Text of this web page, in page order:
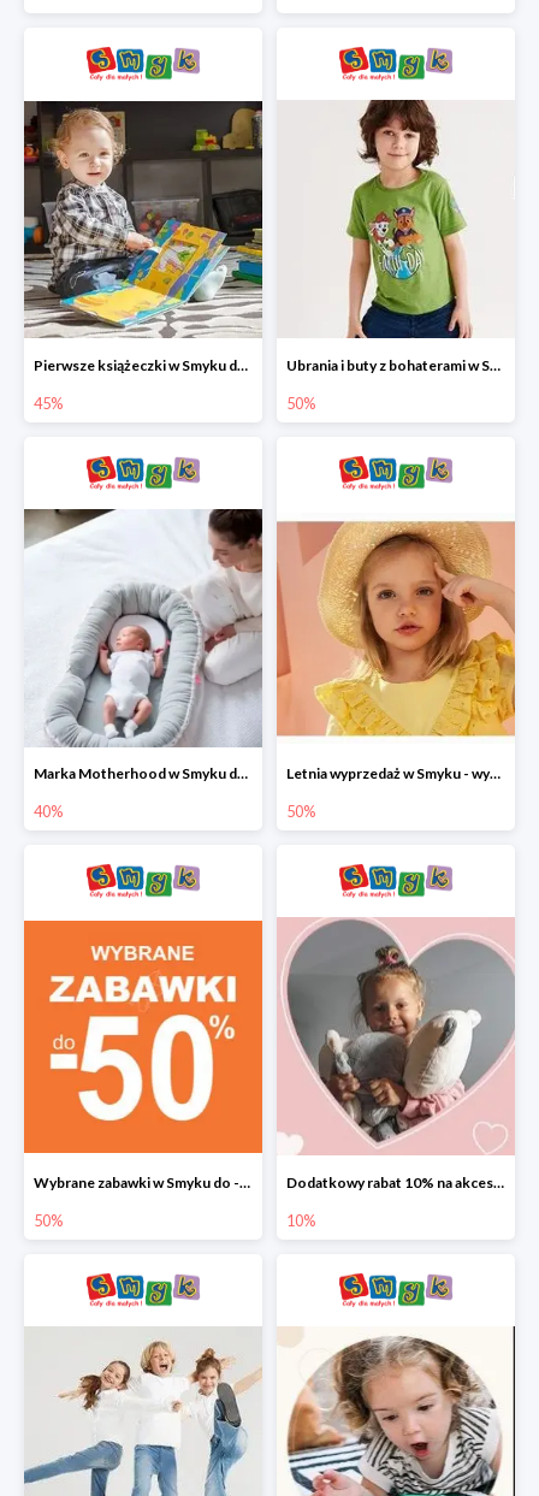
Pierwsze książeczki w Smyku do -45%
45%
Ubrania i buty z bohaterami w Smyku do -50%
50%
Marka Motherhood w Smyku do -40%
40%
Letnia wyprzedaż w Smyku - wybrane ubrania i buty do -50%
50%
Wybrane zabawki w Smyku do -50%
50%
Dodatkowy rabat 10% na akcesoria dziecięce
10%